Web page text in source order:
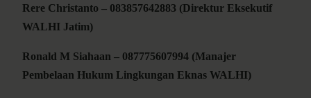
Rere Christanto – 083857642883 (Direktur Eksekutif
WALHI Jatim)
Ronald M Siahaan – 087775607994 (Manajer
Pembelaan Hukum Lingkungan Eknas WALHI)